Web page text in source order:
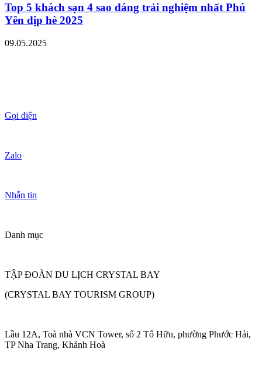
Top 5 khách sạn 4 sao đáng trải nghiệm nhất Phú
Yên dịp hè 2025
09.05.2025
Gọi điện
Zalo
Nhắn tin
Danh mục
TẬP ĐOÀN DU LỊCH CRYSTAL BAY
(CRYSTAL BAY TOURISM GROUP)
Lầu 12A, Toà nhà VCN Tower, số 2 Tố Hữu, phường Phước Hải,
TP Nha Trang, Khánh Hoà